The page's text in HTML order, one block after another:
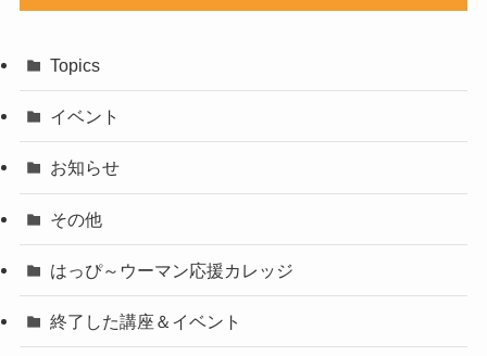
Topics
イベント
お知らせ
その他
はっぴ～ウーマン応援カレッジ
終了した講座＆イベント